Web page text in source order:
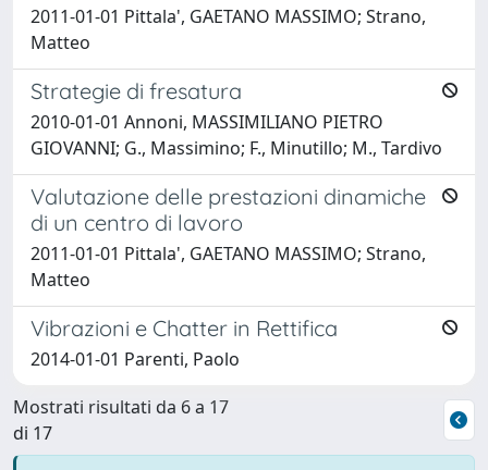
2011-01-01 Pittala', GAETANO MASSIMO; Strano,
Matteo
Strategie di fresatura
2010-01-01 Annoni, MASSIMILIANO PIETRO
GIOVANNI; G., Massimino; F., Minutillo; M., Tardivo
Valutazione delle prestazioni dinamiche
di un centro di lavoro
2011-01-01 Pittala', GAETANO MASSIMO; Strano,
Matteo
Vibrazioni e Chatter in Rettifica
2014-01-01 Parenti, Paolo
Mostrati risultati da 6 a 17
di 17